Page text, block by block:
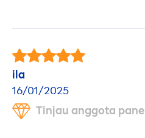
ila
16/01/2025
Tinjau anggota panel